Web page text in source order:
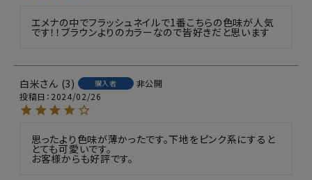
エメナの中でフラッシュネイルで1番こちらの色味が人気
です！！ブラウンよりのカラーなので皆好きだと思います
白米 3 購入者
非公開
投稿日
2024/02/26
思ったより色味が薄かったです。下地をピンク系にすると
とても可愛いです。
お客様からも好評です。